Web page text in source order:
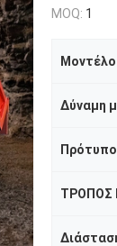
MOQ: 1
Μοντέλο
Δύναμη
ΤΡΟΠΟΣ